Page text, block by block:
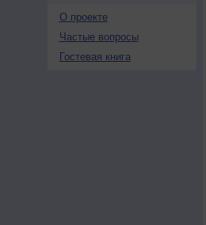
О проекте
Частые вопросы
Гостевая книга